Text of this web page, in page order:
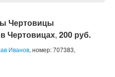
Чертовицы
Чертовицах, 200 руб.
Иванов, номер: 707383,